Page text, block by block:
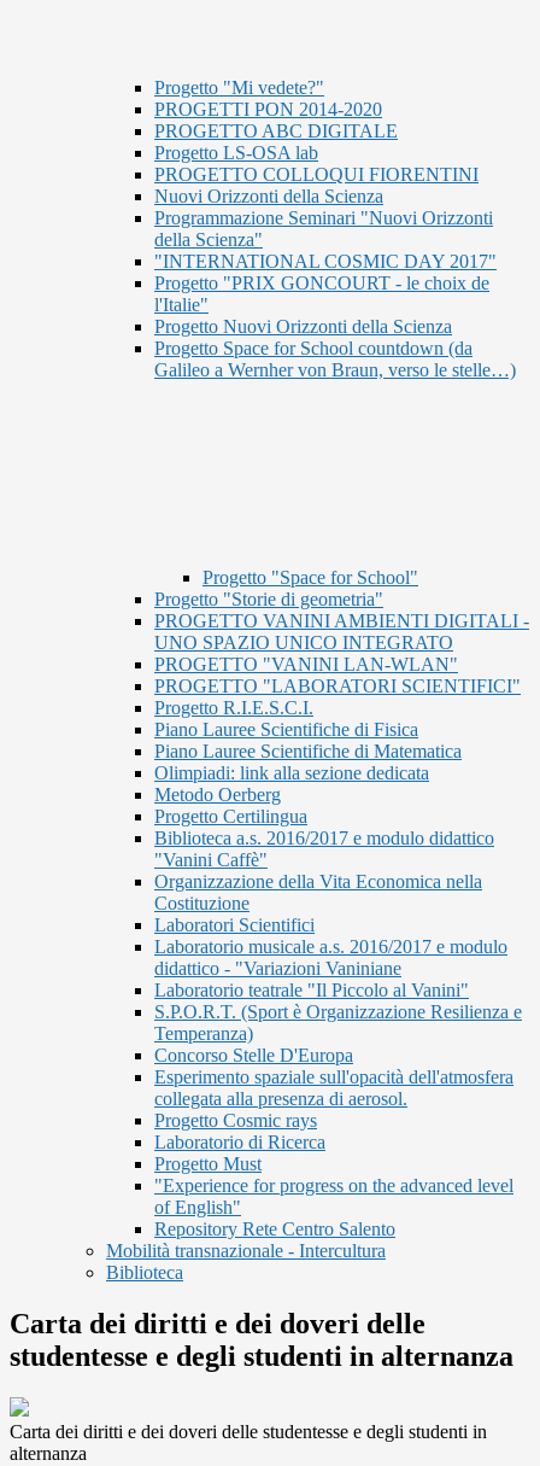
Progetto "Mi vedete?"
PROGETTI PON 2014-2020
PROGETTO ABC DIGITALE
Progetto LS-OSA lab
PROGETTO COLLOQUI FIORENTINI
Nuovi Orizzonti della Scienza
Programmazione Seminari "Nuovi Orizzonti
della Scienza"
"INTERNATIONAL COSMIC DAY 2017"
Progetto "PRIX GONCOURT - le choix de
l'Italie"
Progetto Nuovi Orizzonti della Scienza
Progetto Space for School countdown (da
Galileo a Wernher von Braun, verso le stelle…)
Progetto "Space for School"
Progetto "Storie di geometria"
PROGETTO VANINI AMBIENTI DIGITALI -
UNO SPAZIO UNICO INTEGRATO
PROGETTO "VANINI LAN-WLAN"
PROGETTO "LABORATORI SCIENTIFICI"
Progetto R.I.E.S.C.I.
Piano Lauree Scientifiche di Fisica
Piano Lauree Scientifiche di Matematica
Olimpiadi: link alla sezione dedicata
Metodo Oerberg
Progetto Certilingua
Biblioteca a.s. 2016/2017 e modulo didattico
"Vanini Caffè"
Organizzazione della Vita Economica nella
Costituzione
Laboratori Scientifici
Laboratorio musicale a.s. 2016/2017 e modulo
didattico - "Variazioni Vaniniane
Laboratorio teatrale "Il Piccolo al Vanini"
S.P.O.R.T. (Sport è Organizzazione Resilienza e
Temperanza)
Concorso Stelle D'Europa
Esperimento spaziale sull'opacità dell'atmosfera
collegata alla presenza di aerosol.
Progetto Cosmic rays
Laboratorio di Ricerca
Progetto Must
"Experience for progress on the advanced level
of English"
Repository Rete Centro Salento
Mobilità transnazionale - Intercultura
Biblioteca
Carta dei diritti e dei doveri delle
studentesse e degli studenti in alternanza
Carta dei diritti e dei doveri delle studentesse e degli studenti in
alternanza